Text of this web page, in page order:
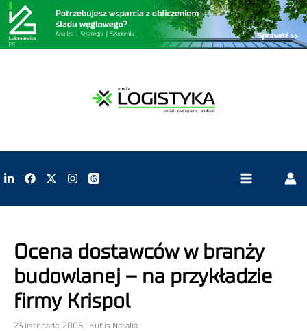
Ocena dostawców w branży
budowlanej – na przykładzie
firmy Krispol
23 listopada, 2006 | Kubis Natalia